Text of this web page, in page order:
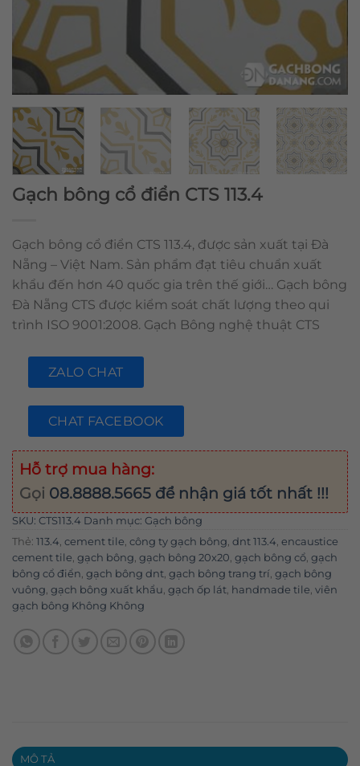
Gạch bông cổ điển CTS 113.4
Gạch bông cổ điển CTS 113.4, được sản xuất tại Đà
Nẵng – Việt Nam. Sản phẩm đạt tiêu chuẩn xuất
khẩu đến hơn 40 quốc gia trên thế giới… Gạch bông
Đà Nẵng CTS được kiểm soát chất lượng theo qui
trình ISO 9001:2008. Gạch Bông nghệ thuật CTS
ZALO CHAT
CHAT FACEBOOK
Hỗ trợ mua hàng:
Gọi 08.8888.5665 để nhận giá tốt nhất !!!
SKU: CTS113.4 Danh mục: Gạch bông
Thẻ: 113.4 cement tile công ty gạch bông dnt 113.4 encaustice
cement tile gạch bông gạch bông 20x20 gạch bông cổ gạch
bông cổ điển gạch bông dnt gạch bông trang trí gạch bông
vuông gạch bông xuất khẩu gạch ốp lát handmade tile viên
gạch bông Không Không
MÔ TẢ